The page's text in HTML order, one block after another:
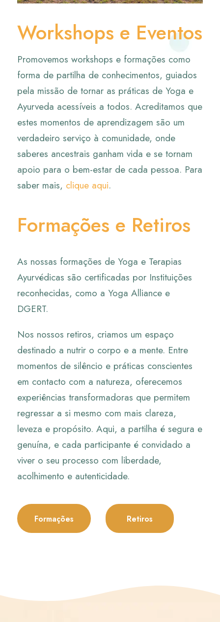
Workshops e Eventos
Promovemos workshops e formações como
forma de partilha de conhecimentos, guiados
pela missão de tornar as práticas de Yoga e
Ayurveda acessíveis a todos. Acreditamos que
estes momentos de aprendizagem são um
verdadeiro serviço à comunidade, onde
saberes ancestrais ganham vida e se tornam
apoio para o bem-estar de cada pessoa. Para
saber mais, clique aqui.
Formações e Retiros
As nossas formações de Yoga e Terapias
Ayurvédicas são certificadas por Instituições
reconhecidas, como a Yoga Alliance e
DGERT.
Nos nossos retiros, criamos um espaço
destinado a nutrir o corpo e a mente. Entre
momentos de silêncio e práticas conscientes
em contacto com a natureza, oferecemos
experiências transformadoras que permitem
regressar a si mesmo com mais clareza,
leveza e propósito. Aqui, a partilha é segura e
genuína, e cada participante é convidado a
viver o seu processo com liberdade,
acolhimento e autenticidade.
Formações Retiros